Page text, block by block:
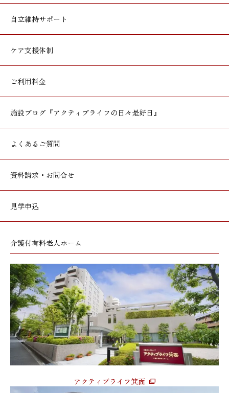
自立維持サポート
ケア支援体制
ご利用料金
施設ブログ 『アクティブライフの日々是好日』
よくあるご質問
資料請求・お問合せ
見学申込
介護付有料老人ホーム
アクティブライフ箕面